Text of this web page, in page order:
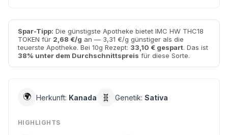
Spar-Tipp: Die günstigste Apotheke bietet IMC HW THC18
TOKEN für 2,68 €/g an — 3,31 €/g günstiger als die
teuerste Apotheke. Bei 10g Rezept: 33,10 € gespart. Das ist
38% unter dem Durchschnittspreis für diese Sorte.
🌍 Herkunft: Kanada 🧬 Genetik: Sativa
HIGHLIGHTS